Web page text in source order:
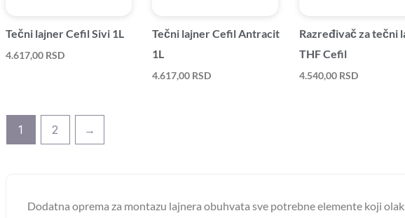
Tečni lajner Cefil Sivi 1L
4.617,00 RSD
Tečni lajner Cefil Antracit
1L
4.617,00 RSD
Razređivač za tečni
THF Cefil
4.540,00 RSD
1 2 →
Dodatna oprema za montazu lajnera obuhvata sve potrebne elemente koji